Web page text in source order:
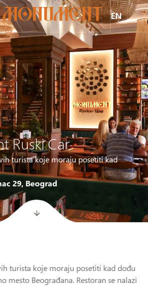
EN
Ruski Car
turista koje moraju posetiti kad
29, Beograd
turista koje moraju posetiti kad dođu
mesto Beograđana. Restoran se nalazi